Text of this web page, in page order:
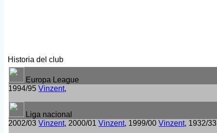
Historia del club
Europa League
1994/95Vinzent,
Liga nacional
2002/03Vinzent, 2000/01Vinzent, 1999/00Vinzent, 1932/